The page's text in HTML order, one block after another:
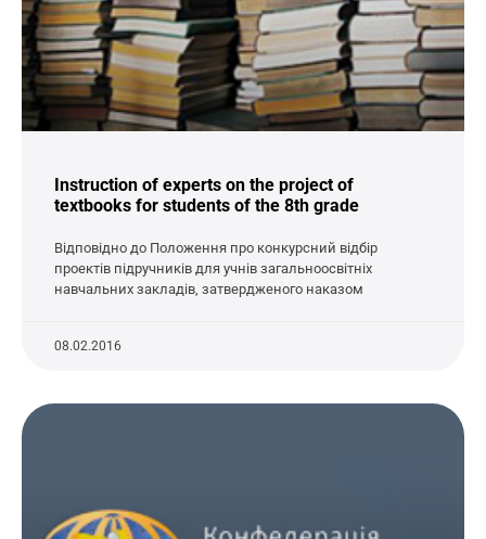
Instruction of experts on the project of
textbooks for students of the 8th grade
Відповідно до Положення про конкурсний відбір
проектів підручників для учнів загальноосвітніх
навчальних закладів, затвердженого наказом
08.02.2016